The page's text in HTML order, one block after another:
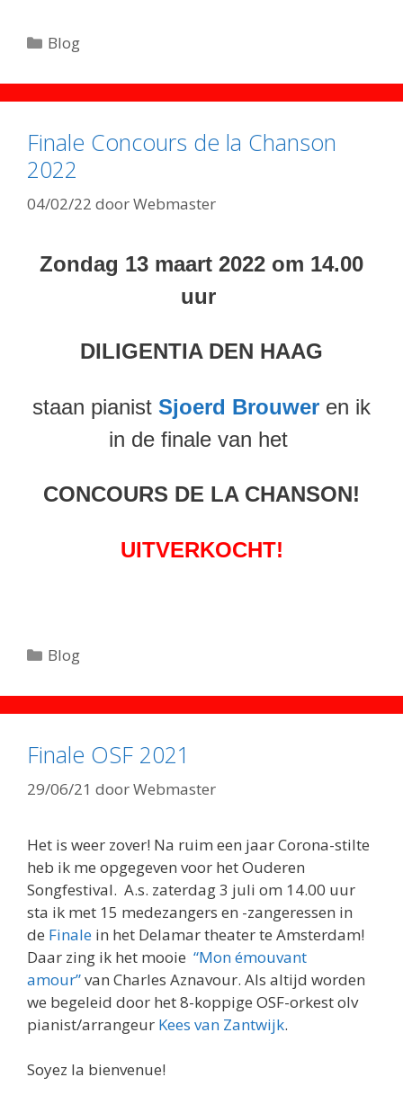
Categorieën
Blog
Finale Concours de la Chanson
2022
04/02/22 doorWebmaster
Zondag 13 maart 2022 om 14.00
uur
DILIGENTIA DEN HAAG
staan pianist Sjoerd Brouwer en ik
in de finale van het
CONCOURS DE LA CHANSON!
UITVERKOCHT!
Categorieën
Blog
Finale OSF 2021
29/06/21 doorWebmaster
Het is weer zover! Na ruim een jaar Corona-stilte
heb ik me opgegeven voor het Ouderen
Songfestival. A.s. zaterdag 3 juli om 14.00 uur
sta ik met 15 medezangers en -zangeressen in
de Finale in het Delamar theater te Amsterdam!
Daar zing ik het mooie “Mon émouvant
amour”van Charles Aznavour. Als altijd worden
we begeleid door het 8-koppige OSF-orkest olv
pianist/arrangeur Kees van Zantwijk.
Soyez la bienvenue!